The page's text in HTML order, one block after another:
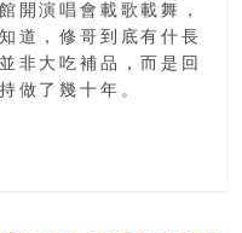
開演唱會載歌載舞，
道，修哥到底有什長
非大吃補品，而是回
做了幾十年。